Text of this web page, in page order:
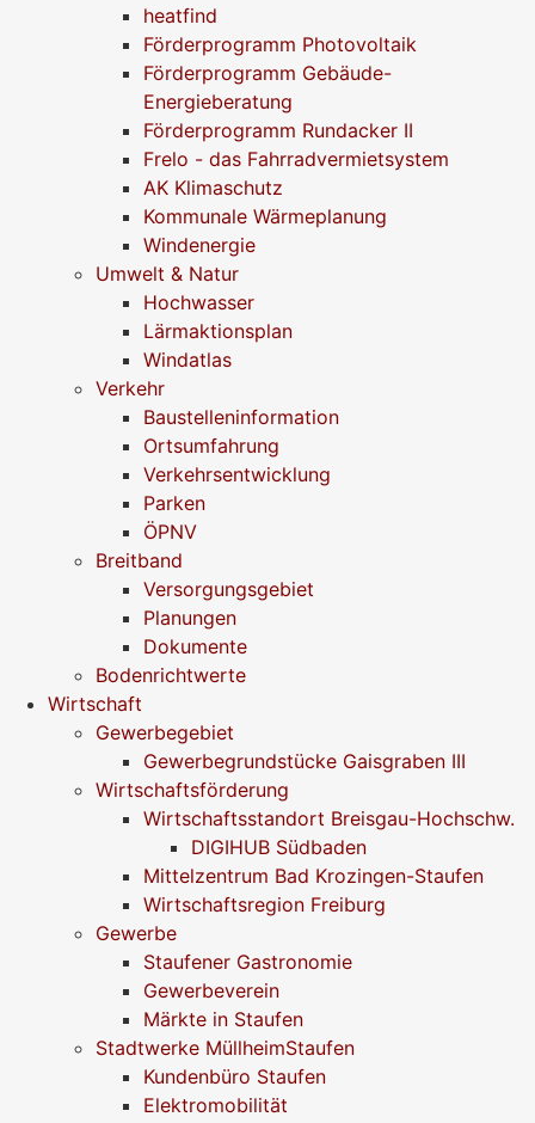
heatfind
Förderprogramm Photovoltaik
Förderprogramm Gebäude-
Energieberatung
Förderprogramm Rundacker II
Frelo - das Fahrradvermietsystem
AK Klimaschutz
Kommunale Wärmeplanung
Windenergie
Umwelt & Natur
Hochwasser
Lärmaktionsplan
Windatlas
Verkehr
Baustelleninformation
Ortsumfahrung
Verkehrsentwicklung
Parken
ÖPNV
Breitband
Versorgungsgebiet
Planungen
Dokumente
Bodenrichtwerte
Wirtschaft
Gewerbegebiet
Gewerbegrundstücke Gaisgraben III
Wirtschaftsförderung
Wirtschaftsstandort Breisgau-Hochschw.
DIGIHUB Südbaden
Mittelzentrum Bad Krozingen-Staufen
Wirtschaftsregion Freiburg
Gewerbe
Staufener Gastronomie
Gewerbeverein
Märkte in Staufen
Stadtwerke MüllheimStaufen
Kundenbüro Staufen
Elektromobilität